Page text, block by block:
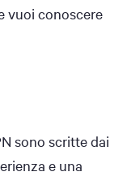
vuoi conoscere
sono scritte dai
e una